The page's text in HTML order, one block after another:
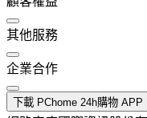
其他服務
企業合作
下載 PChome 24h購物 APP